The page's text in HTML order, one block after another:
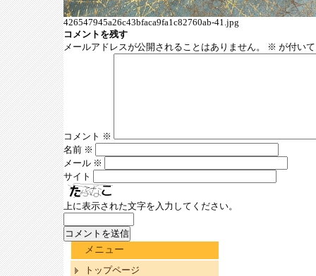
426547945a26c43bfaca9fa1c82760ab-41.jpg
コメントを残す
メールアドレスが公開されることはありません。
※ が付い
コメント ※
名前 ※
メール ※
サイト
上に表示された文字を入力してください。
メニュー
トップページ